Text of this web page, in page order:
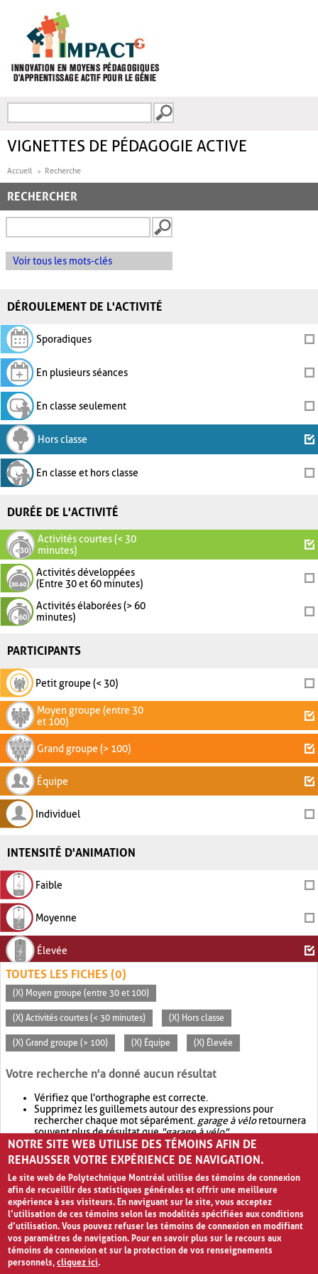
FORMULAIRE DE
VIGNETTES DE PÉDAGOGIE ACTIVE
Accueil Recherche
RECHERCHER
Voir tous les mots-clés
DÉROULEMENT DE L'ACTIVITÉ
Sporadiques
En plusieurs séances
En classe seulement
Hors classe
En classe et hors classe
DURÉE DE L'ACTIVITÉ
Activités courtes (< 30
minutes)
Activités développées
(Entre 30 et 60 minutes)
Activités élaborées (> 60
minutes)
PARTICIPANTS
Petit groupe (< 30)
Moyen groupe (entre 30
et 100)
Grand groupe (> 100)
Équipe
Individuel
INTENSITÉ D'ANIMATION
Faible
Moyenne
Élevée
TOUTES LES FICHES (0)
(X) Moyen groupe (entre 30 et 100)
(X) Activités courtes (< 30 minutes) (X) Hors classe
(X) Grand groupe (> 100) (X) Équipe (X) Élevée
Votre recherche n'a donné aucun résultat
Vérifiez que l'orthographe est correcte.
Supprimez les guillemets autour des expressions pour
rechercher chaque mot séparément. garage à véloretournera
souvent plus de résultat que"garage à vélo".
Envisagez d'élargir votre recherche avec OR.garage OR vélo
retournera souvent plus de résultat quegarage à vélo
NOTRE SITE WEB UTILISE DES TÉMOINS AFIN DE
REHAUSSER VOTRE EXPÉRIENCE DE NAVIGATION.
Le site web de Polytechnique Montréal utilise des témoins de connexion
afin de recueillir des statistiques générales et offrir une meilleure
expérience à ses visiteurs. En naviguant sur le site, vous acceptez
l’utilisation de ces témoins selon les modalités spécifiées aux conditions
d’utilisation. Vous pouvez refuser les témoins de connexion en modifiant
vos paramètres de navigation. Pour en savoir plus sur le recours aux
témoins de connexion et sur la protection de vos renseignements
personnels,cliquez ici.